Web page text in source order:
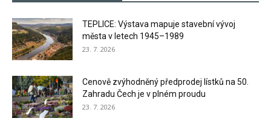
TEPLICE: Výstava mapuje stavební vývoj
města v letech 1945–1989
23. 7. 2026
Cenově zvýhodněný předprodej lístků na 50.
Zahradu Čech je v plném proudu
23. 7. 2026